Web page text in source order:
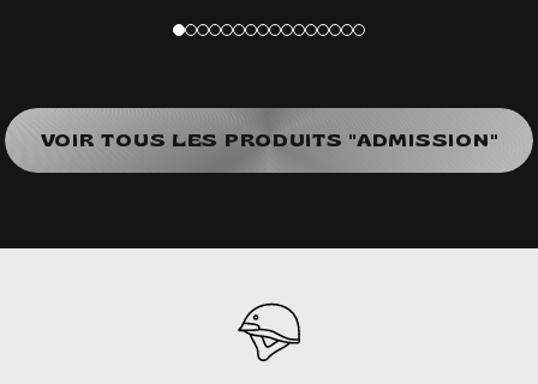
VOIR TOUS LES PRODUITS "ADMISSION"